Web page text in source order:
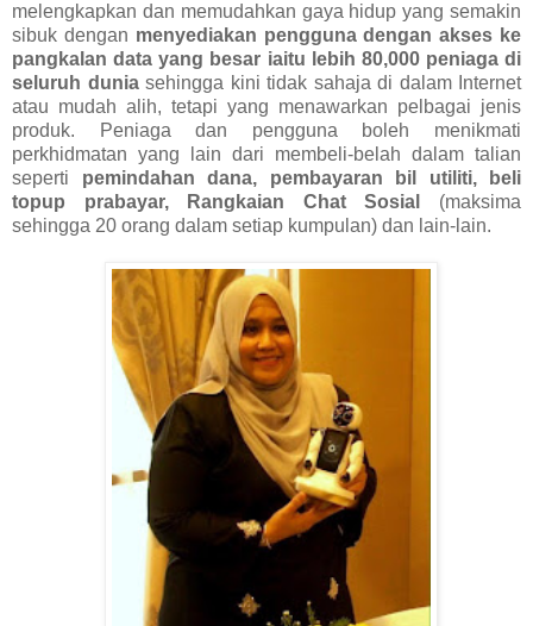
melengkapkan dan memudahkan gaya hidup yang semakin
sibuk dengan menyediakan pengguna dengan akses ke
pangkalan data yang besar iaitu lebih 80,000 peniaga di
seluruh dunia sehingga kini tidak sahaja di dalam Internet
atau mudah alih, tetapi yang menawarkan pelbagai jenis
produk. Peniaga dan pengguna boleh menikmati
perkhidmatan yang lain dari membeli-belah dalam talian
seperti pemindahan dana, pembayaran bil utiliti, beli
topup prabayar, Rangkaian Chat Sosial
(maksima
sehingga 20 orang dalam setiap kumpulan) dan lain-lain.